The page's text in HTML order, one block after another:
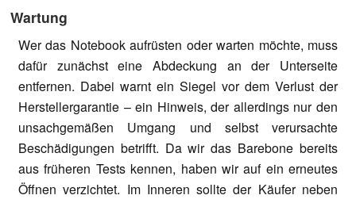
Wartung
Wer das Notebook aufrüsten oder warten möchte, muss
dafür zunächst eine Abdeckung an der Unterseite
entfernen. Dabei warnt ein Siegel vor dem Verlust der
Herstellergarantie – ein Hinweis, der allerdings nur den
unsachgemäßen Umgang und selbst verursachte
Beschädigungen betrifft. Da wir das Barebone bereits
aus früheren Tests kennen, haben wir auf ein erneutes
Öffnen verzichtet. Im Inneren sollte der Käufer neben